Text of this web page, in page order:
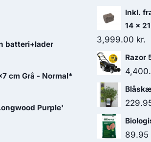
batteri+lader
cm Grå - Normal*
Purple'
Inkl.
14 x
3,999.00 kr.
Razor
89.95